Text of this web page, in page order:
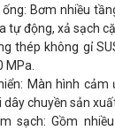
Bơm nhiều
tự động, xả sạch
thép không gỉ
MPa.
Màn hình cảm
chuyền sản
sạch: Gồm